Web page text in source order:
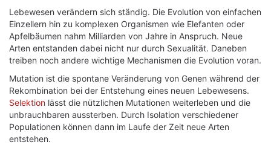
Lebewesen verändern sich ständig. Die Evolution von einfachen
Einzellern hin zu komplexen Organismen wie Elefanten oder
Apfelbäumen nahm Milliarden von Jahre in Anspruch. Neue
Arten entstanden dabei nicht nur durch Sexualität. Daneben
treiben noch andere wichtige Mechanismen die Evolution voran.
Mutation ist die spontane Veränderung von Genen während der
Rekombination bei der Entstehung eines neuen Lebewesens.
Selektion lässt die nützlichen Mutationen weiterleben und die
unbrauchbaren aussterben. Durch Isolation verschiedener
Populationen können dann im Laufe der Zeit neue Arten
entstehen.